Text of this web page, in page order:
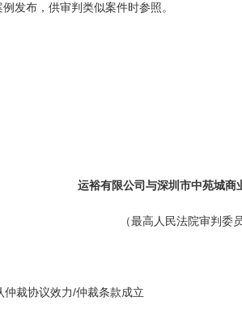
发布，供审判类似案件时参照。
运裕有限公司与深圳市中苑城
（最高人民法院审判委
裁协议效力/仲裁条款成立